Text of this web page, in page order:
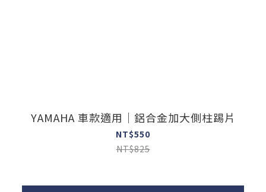
YAMAHA 車款適用｜鋁合金加大側柱踢片
NT$550
NT$825